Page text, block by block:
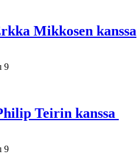
Mikkosen kanssa
9
Teirin kanssa
9